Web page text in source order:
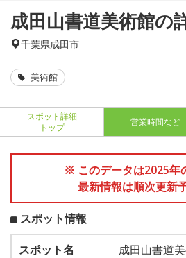
成田山書道美術館の
千葉県成田市
美術館
スポット詳細
トップ
営業時間など
※ このデータは2025年
最新情報は順次更新
スポット情報
スポット名
成田山書道